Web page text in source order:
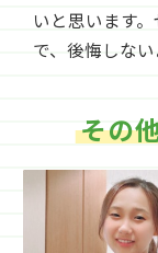
いと思います
で、後悔しな
その